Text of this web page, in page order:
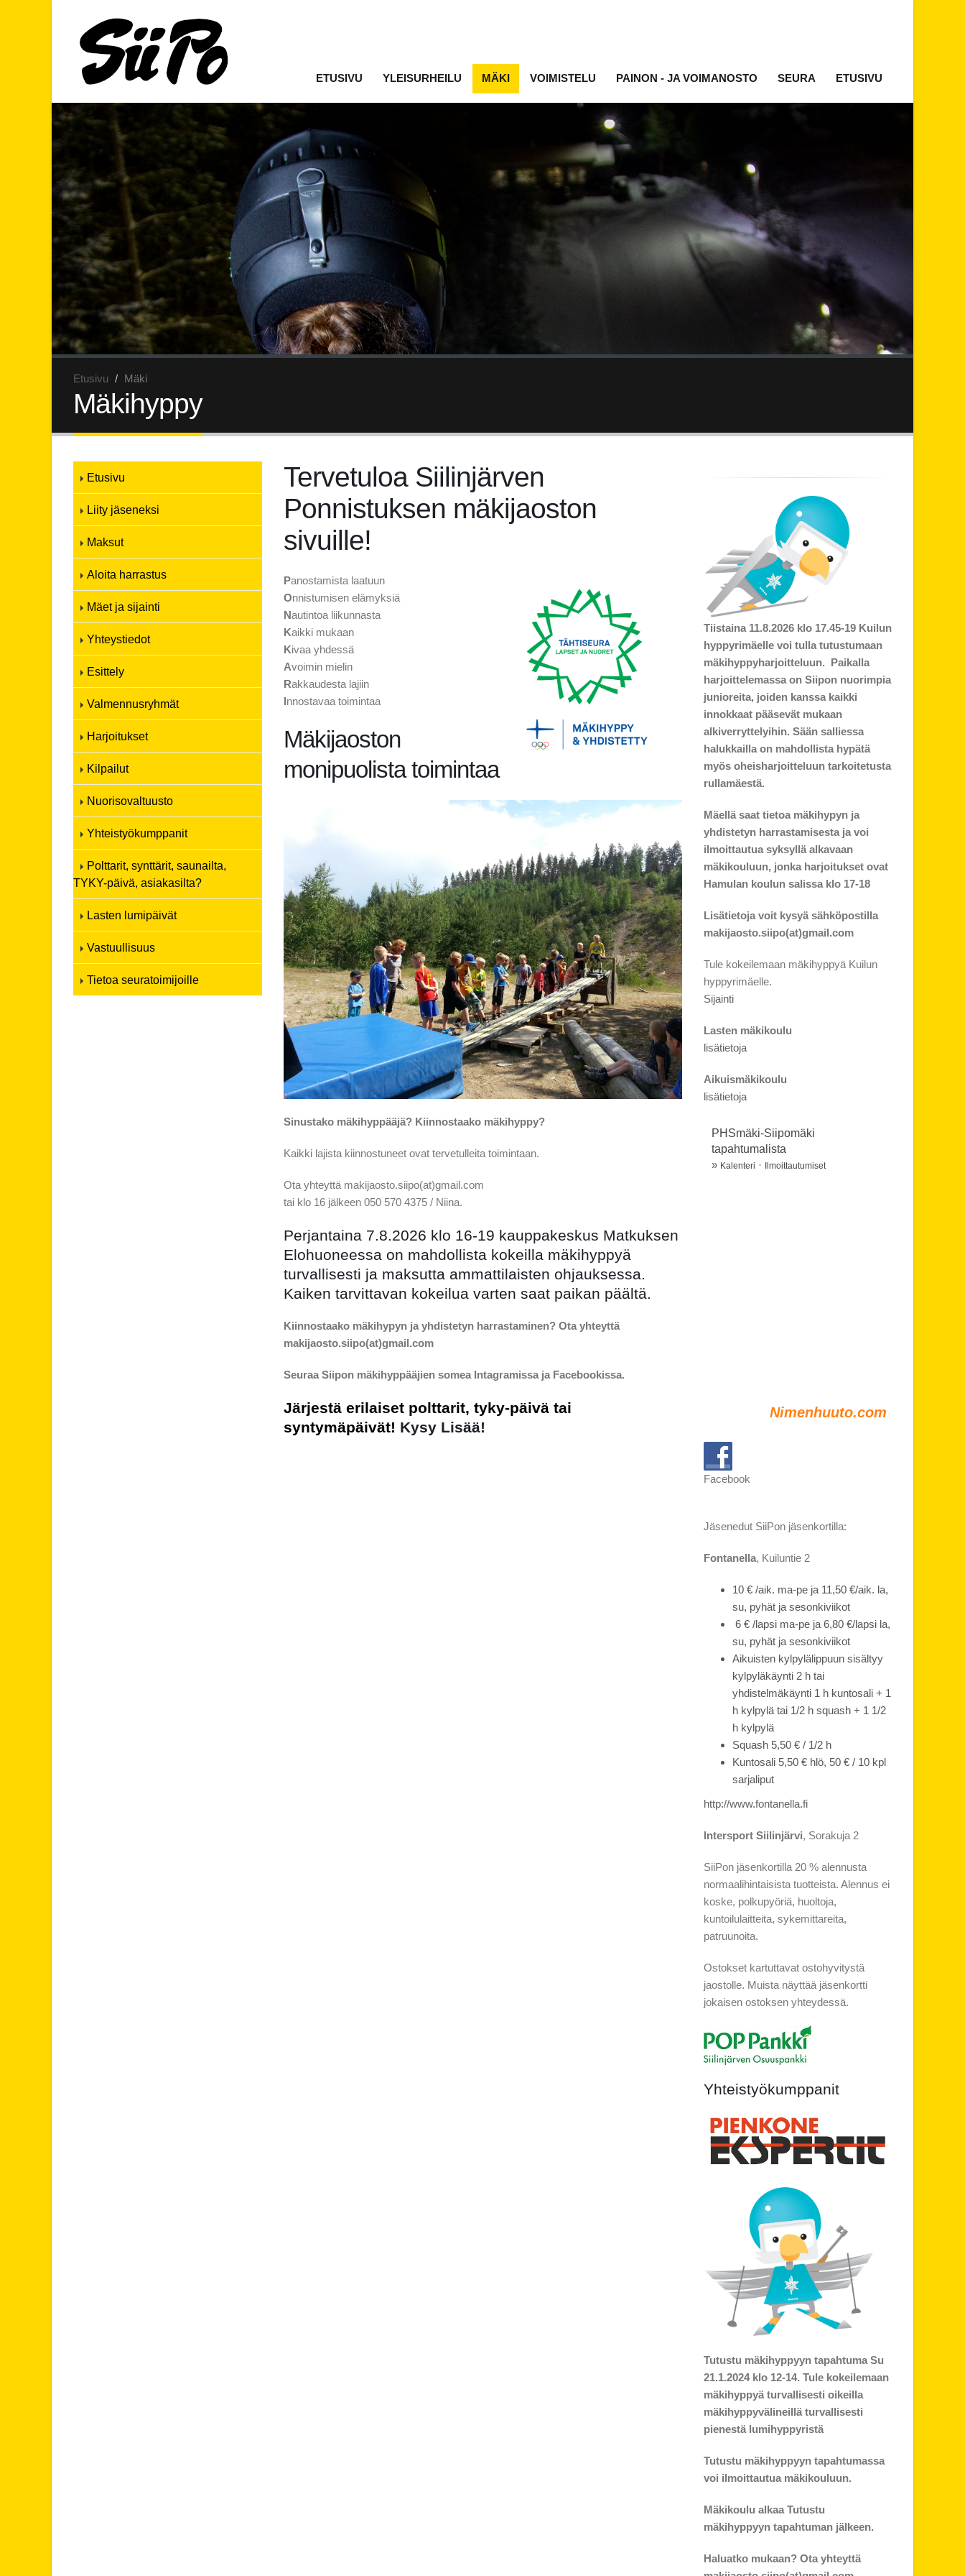
ETUSIVU YLEISURHEILU MÄKI VOIMISTELU PAINON - JA VOIMANOSTO SEURA ETUSIVU
Etusivu Mäki
Mäkihyppy
Etusivu
Liity jäseneksi
Maksut
Aloita harrastus
Mäet ja sijainti
Yhteystiedot
Esittely
Valmennusryhmät
Harjoitukset
Kilpailut
Nuorisovaltuusto
Yhteistyökumppanit
Polttarit, synttärit, saunailta,
TYKY-päivä, asiakasilta?
Lasten lumipäivät
Vastuullisuus
Tietoa seuratoimijoille
Tervetuloa Siilinjärven
Ponnistuksen mäkijaoston
sivuille!
Panostamista laatuun
Onnistumisen elämyksiä
Nautintoa liikunnasta
Kaikki mukaan
Kivaa yhdessä
Avoimin mielin
Rakkaudesta lajiin
Innostavaa toimintaa
Mäkijaoston
monipuolista toimintaa
Sinustako mäkihyppääjä? Kiinnostaako mäkihyppy?
Kaikki lajista kiinnostuneet ovat tervetulleita toimintaan.
Ota yhteyttä makijaosto.siipo(at)gmail.com
tai klo 16 jälkeen 050 570 4375 / Niina.
Perjantaina 7.8.2026 klo 16-19 kauppakeskus Matkuksen
Elohuoneessa on mahdollista kokeilla mäkihyppyä
turvallisesti ja maksutta ammattilaisten ohjauksessa.
Kaiken tarvittavan kokeilua varten saat paikan päältä.
Kiinnostaako mäkihypyn ja yhdistetyn harrastaminen? Ota yhteyttä
makijaosto.siipo(at)gmail.com
Seuraa Siipon mäkihyppääjien somea Intagramissa ja Facebookissa.
Järjestä erilaiset polttarit, tyky-päivä tai
syntymäpäivät! Kysy Lisää!
Tiistaina 11.8.2026 klo 17.45-19 Kuilun
hyppyrimäelle voi tulla tutustumaan
mäkihyppyharjoitteluun. Paikalla
harjoittelemassa on Siipon nuorimpia
junioreita, joiden kanssa kaikki
innokkaat pääsevät mukaan
alkiverryttelyihin. Sään salliessa
halukkailla on mahdollista hypätä
myös oheisharjoitteluun tarkoitetusta
rullamäestä.
Mäellä saat tietoa mäkihypyn ja
yhdistetyn harrastamisesta ja voi
ilmoittautua syksyllä alkavaan
mäkikouluun, jonka harjoitukset ovat
Hamulan koulun salissa klo 17-18
Lisätietoja voit kysyä sähköpostilla
makijaosto.siipo(at)gmail.com
Tule kokeilemaan mäkihyppyä Kuilun
hyppyrimäelle.
Sijainti
Lasten mäkikoulu
lisätietoja
Aikuismäkikoulu
lisätietoja
PHSmäki-Siipomäki
tapahtumalista
» Kalenteri · Ilmoittautumiset
Nimenhuuto.com
Facebook
Jäsenedut SiiPon jäsenkortilla:
Fontanella, Kuiluntie 2
10 € /aik. ma-pe ja 11,50 €/aik. la,
su, pyhät ja sesonkiviikot
6 € /lapsi ma-pe ja 6,80 €/lapsi la,
su, pyhät ja sesonkiviikot
Aikuisten kylpylälippuun sisältyy
kylpyläkäynti 2 h tai
yhdistelmäkäynti 1 h kuntosali + 1
h kylpylä tai 1/2 h squash + 1 1/2
h kylpylä
Squash 5,50 € / 1/2 h
Kuntosali 5,50 € hlö, 50 € / 10 kpl
sarjaliput
http://www.fontanella.fi
Intersport Siilinjärvi, Sorakuja 2
SiiPon jäsenkortilla 20 % alennusta
normaalihintaisista tuotteista. Alennus ei
koske, polkupyöriä, huoltoja,
kuntoilulaitteita, sykemittareita,
patruunoita.
Ostokset kartuttavat ostohyvitystä
jaostolle. Muista näyttää jäsenkortti
jokaisen ostoksen yhteydessä.
Yhteistyökumppanit
Tutustu mäkihyppyyn tapahtuma Su
21.1.2024 klo 12-14. Tule kokeilemaan
mäkihyppyä turvallisesti oikeilla
mäkihyppyvälineillä turvallisesti
pienestä lumihyppyristä
Tutustu mäkihyppyyn tapahtumassa
voi ilmoittautua mäkikouluun.
Mäkikoulu alkaa Tutustu
mäkihyppyyn tapahtuman jälkeen.
Haluatko mukaan? Ota yhteyttä